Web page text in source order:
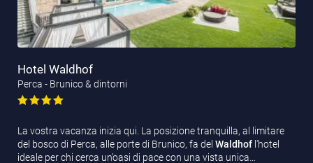
Hotel Waldhof
Perca - Brunico & dintorni
La vostra vacanza inizia qui. La posizione tranquilla, al limitare
del bosco di Perca, alle porte di Brunico, fa del Waldhof l'hotel
ideale per chi cerca un’oasi di pace con una vista unica…